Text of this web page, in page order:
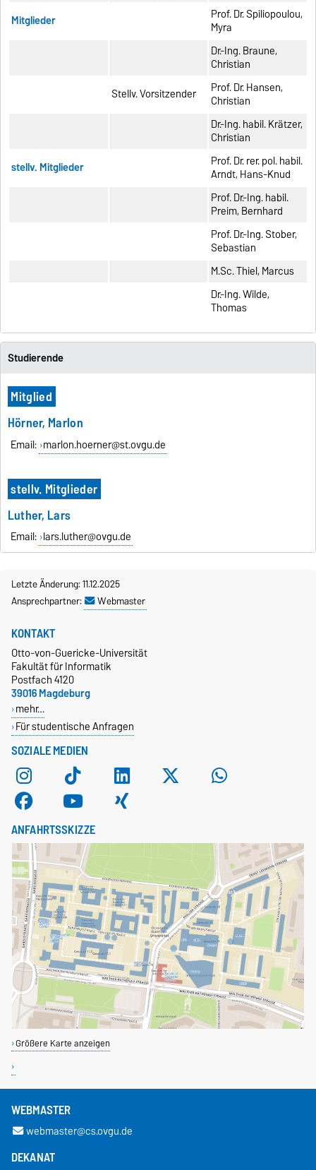
Mitglieder
Prof. Dr. Spiliopoulou,
Myra
Dr.-Ing. Braune,
Christian
Stellv. Vorsitzender
Prof. Dr. Hansen,
Christian
Dr.-Ing. habil. Krätzer,
Christian
stellv. Mitglieder
Prof. Dr. rer. pol. habil.
Arndt, Hans-Knud
Prof. Dr.-Ing. habil.
Preim, Bernhard
Prof. Dr.-Ing. Stober,
Sebastian
M.Sc. Thiel, Marcus
Dr.-Ing. Wilde,
Thomas
Studierende
Mitglied
Hörner, Marlon
Email: marlon.hoerner@st.ovgu.de
stellv. Mitglieder
Luther, Lars
Email: lars.luther@ovgu.de
Letzte Änderung: 11.12.2025
Ansprechpartner:
Webmaster
SOZIALE MEDIEN
KONTAKT
Otto-von-Guericke-Universität
Fakultät für Informatik
Postfach 4120
39016 Magdeburg
mehr…
Für studentische Anfragen
ANFAHRTSSKIZZE
Größere Karte anzeigen
WEBMASTER
webmaster@cs.ovgu.de
DEKANAT